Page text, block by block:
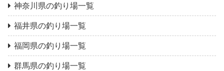
神奈川県の釣り場一覧
福井県の釣り場一覧
福岡県の釣り場一覧
群馬県の釣り場一覧